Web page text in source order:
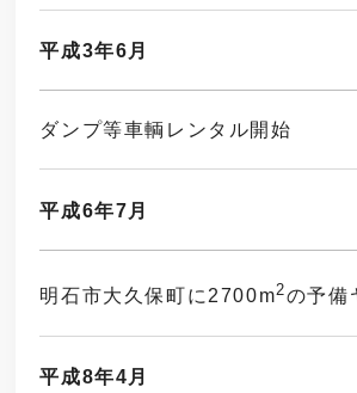
平成3年6月
ダンプ等車輌レンタル開始
平成6年7月
明石市大久保町に2700m2の予備
平成8年4月